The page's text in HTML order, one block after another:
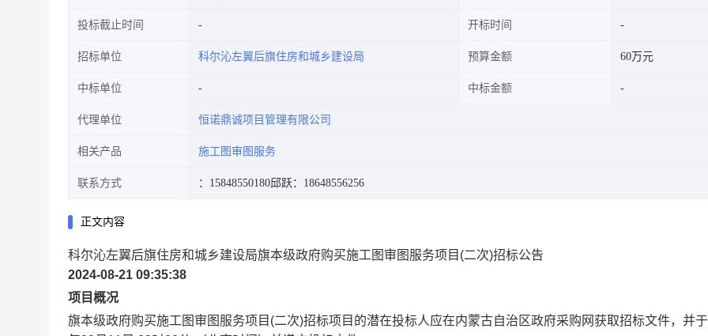
投标截止时间 开标时间
招标单位 科尔沁左翼后旗住房和城乡建设局 预算金额 60万元
中标单位 中标金额
代理单位 恒诺鼎诚项目管理有限公司
相关产品 施工图审图服务
联系方式 ：15848550180邱跃：18648556256
正文内容
科尔沁左翼后旗住房和城乡建设局旗本级政府购买施工图审图服务项目(二次)招标公告
2024-08-21 09:35:38
项目概况
旗本级政府购买施工图审图服务项目(二次)招标项目的潜在投标人应在内蒙古自治区政府采购网获取招标文件，并于